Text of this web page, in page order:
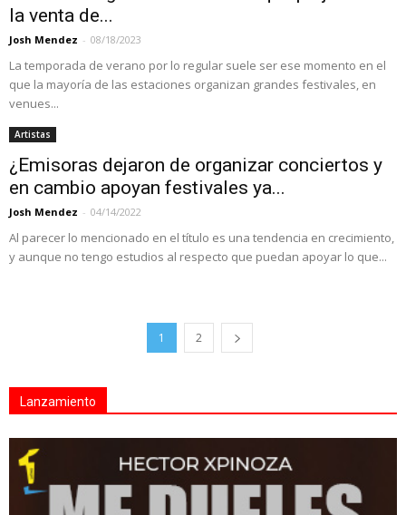
la venta de...
Josh Mendez - 08/18/2023
La temporada de verano por lo regular suele ser ese momento en el
que la mayoría de las estaciones organizan grandes festivales, en
venues...
Artistas
¿Emisoras dejaron de organizar conciertos y
en cambio apoyan festivales ya...
Josh Mendez - 04/14/2022
Al parecer lo mencionado en el título es una tendencia en crecimiento,
y aunque no tengo estudios al respecto que puedan apoyar lo que...
1 2
Lanzamiento